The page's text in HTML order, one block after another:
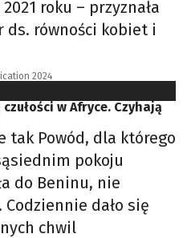
roku – przyznała
ds. równości kobiet i
2024
w Afryce. Czyhają
tak Powód, dla którego
pokoju
do Beninu, nie
dało się
chwil